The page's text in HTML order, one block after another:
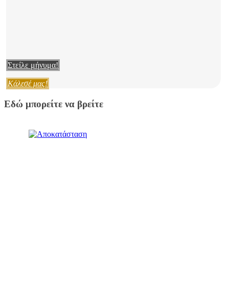
Στείλε μήνυμα!
Κάλεσέ μας!
Εδώ μπορείτε να βρείτε